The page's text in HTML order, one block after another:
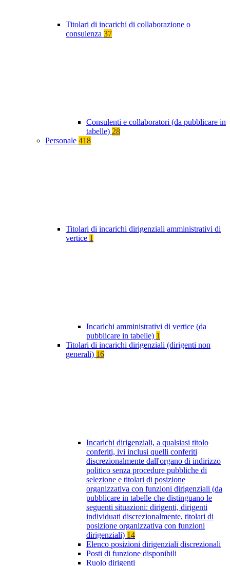
Titolari di incarichi di collaborazione o
consulenza 37
Consulenti e collaboratori (da pubblicare in
tabelle) 28
Personale 418
Titolari di incarichi dirigenziali amministrativi di
vertice 1
Incarichi amministrativi di vertice (da
pubblicare in tabelle) 1
Titolari di incarichi dirigenziali (dirigenti non
generali) 16
Incarichi dirigenziali, a qualsiasi titolo
conferiti, ivi inclusi quelli conferiti
discrezionalmente dall'organo di indirizzo
politico senza procedure pubbliche di
selezione e titolari di posizione
organizzativa con funzioni dirigenziali (da
pubblicare in tabelle che distinguano le
seguenti situazioni: dirigenti, dirigenti
individuati discrezionalmente, titolari di
posizione organizzativa con funzioni
dirigenziali) 14
Elenco posizioni dirigenziali discrezionali
Posti di funzione disponibili
Ruolo dirigenti